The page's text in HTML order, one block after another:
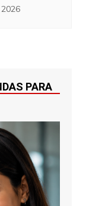
PARA